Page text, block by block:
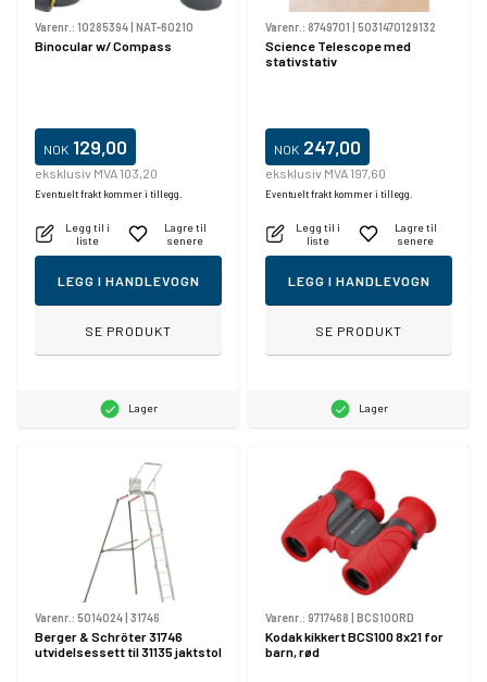
Varenr.: 10285394| NAT-60210
Binocular w/ Compass
NOK 129,00
eksklusiv MVA 103,20
Eventuelt frakt kommer i tillegg.
Legg til i
liste
Lagre til
senere
LEGG I HANDLEVOGN
SE PRODUKT
Lager
Varenr.: 8749701 | 5031470129132
Science Telescope med
stativstativ
NOK 247,00
eksklusiv MVA 197,60
Eventuelt frakt kommer i tillegg.
Legg til i
liste
Lagre til
senere
LEGG I HANDLEVOGN
SE PRODUKT
Lager
Varenr.: 5014024| 31746
Berger & Schröter 31746
utvidelsessett til 31135 jaktstol
Varenr.: 9717468 | BCS100RD
Kodak kikkert BCS100 8x21 for
barn, rød